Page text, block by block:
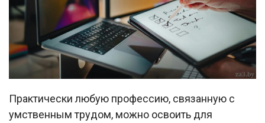
Практически любую профессию, связанную с
умственным трудом, можно освоить для